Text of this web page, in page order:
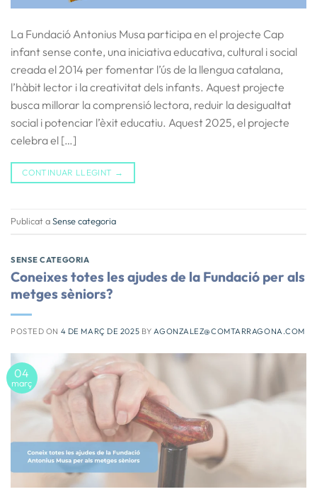
La Fundació Antonius Musa participa en el projecte Cap
infant sense conte, una iniciativa educativa, cultural i social
creada el 2014 per fomentar l’ús de la llengua catalana,
l’hàbit lector i la creativitat dels infants. Aquest projecte
busca millorar la comprensió lectora, reduir la desigualtat
social i potenciar l’èxit educatiu. Aquest 2025, el projecte
celebra el […]
CONTINUAR LLEGINT →
Publicat aSense categoria
SENSE CATEGORIA
Coneixes totes les ajudes de la Fundació per als
metges sèniors?
POSTED ON 4 DE MARÇ DE 2025 BY AGONZALEZ@COMTARRAGONA.COM
04
març